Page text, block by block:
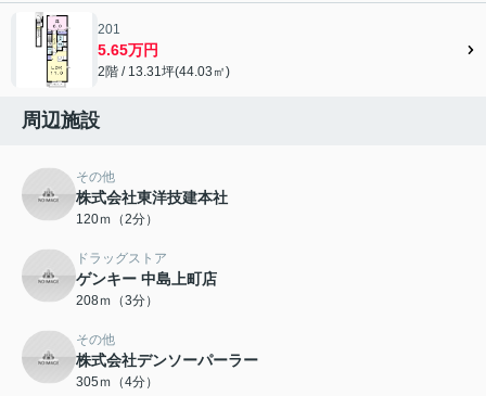
201
5.65万円
2階 / 13.31坪(44.03㎡)
周辺施設
その他
株式会社東洋技建本社
120ｍ（2分）
ドラッグストア
ゲンキー 中島上町店
208ｍ（3分）
その他
株式会社デンソーパーラー
305ｍ（4分）